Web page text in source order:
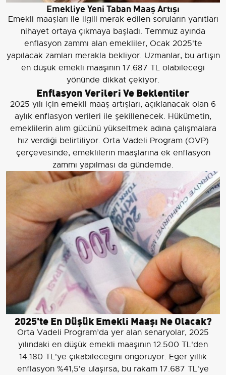
Emekliye Yeni Taban Maaş Artışı
Emekli maaşları ile ilgili merak edilen soruların yanıtları
nihayet ortaya çıkmaya başladı. Temmuz ayında
enflasyon zammı alan emekliler, Ocak 2025'te
yapılacak zamları merakla bekliyor. Uzmanlar, bu artışın
en düşük emekli maaşının 17.687 TL olabileceği
yönünde dikkat çekiyor.
Enflasyon Verileri Ve Beklentiler
2025 yılı için emekli maaş artışları, açıklanacak olan 6
aylık enflasyon verileri ile şekillenecek. Hükümetin,
emeklilerin alım gücünü yükseltmek adına çalışmalara
hız verdiği belirtiliyor. Orta Vadeli Program (OVP)
çerçevesinde, emeklilerin maaşlarına ek enflasyon
zammı yapılması da gündemde.
2025'te En Düşük Emekli Maaşı Ne Olacak?
Orta Vadeli Program’da yer alan senaryolar, 2025
yılındaki en düşük emekli maaşının 12.500 TL'den
14.180 TL'ye çıkabileceğini öngörüyor. Eğer yıllık
enflasyon %41,5'e ulaşırsa, bu rakam 17.687 TL'ye